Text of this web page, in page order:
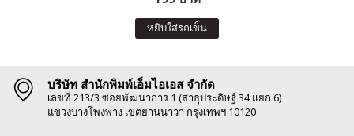
หยิบใส่รถเข็น
บริษัท สำนักพิมพ์เอ็มไอเอส จำกัด
เลขที่ 213/3 ซอยพัฒนาการ 1 (สาธุประดิษฐ์ 34 แยก 6)
แขวงบางโพงพาง เขตยานนาวา กรุงเทพฯ 10120